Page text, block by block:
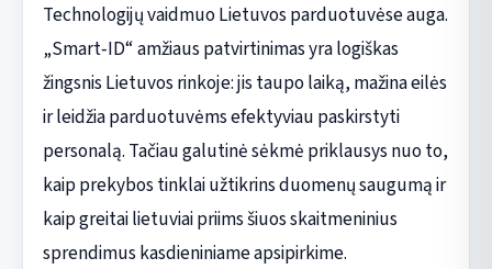
Technologijų vaidmuo Lietuvos parduotuvėse auga.
„Smart‑ID“ amžiaus patvirtinimas yra logiškas
žingsnis Lietuvos rinkoje: jis taupo laiką, mažina eilės
ir leidžia parduotuvėms efektyviau paskirstyti
personalą. Tačiau galutinė sėkmė priklausys nuo to,
kaip prekybos tinklai užtikrins duomenų saugumą ir
kaip greitai lietuviai priims šiuos skaitmeninius
sprendimus kasdieniniame apsipirkime.